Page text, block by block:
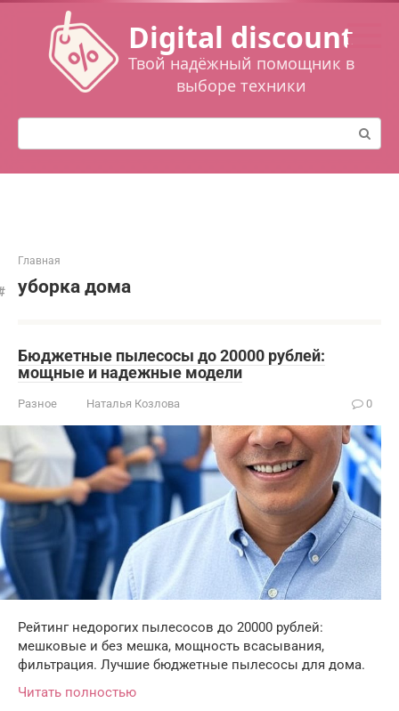
Перейти
контенту
Digital discount
Твой надёжный помощник в
выборе техники
Поиск:
Главная
уборка дома
Бюджетные пылесосы до 20000 рублей:
мощные и надежные модели
Разное Наталья Козлова 0
Рейтинг недорогих пылесосов до 20000 рублей:
мешковые и без мешка, мощность всасывания,
фильтрация. Лучшие бюджетные пылесосы для дома.
Читать полностью